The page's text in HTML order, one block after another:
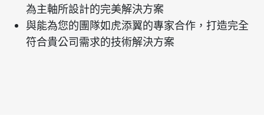
為主軸所設計的完美解決方案
與能為您的團隊如虎添翼的專家合作，打造完全
符合貴公司需求的技術解決方案